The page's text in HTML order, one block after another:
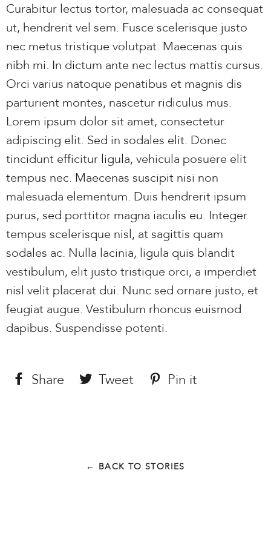
Curabitur lectus tortor, malesuada ac consequat
ut, hendrerit vel sem. Fusce scelerisque justo
nec metus tristique volutpat. Maecenas quis
nibh mi. In dictum ante nec lectus mattis cursus.
Orci varius natoque penatibus et magnis dis
parturient montes, nascetur ridiculus mus.
Lorem ipsum dolor sit amet, consectetur
adipiscing elit. Sed in sodales elit. Donec
tincidunt efficitur ligula, vehicula posuere elit
tempus nec. Maecenas suscipit nisi non
malesuada elementum. Duis hendrerit ipsum
purus, sed porttitor magna iaculis eu. Integer
tempus scelerisque nisl, at sagittis quam
sodales ac. Nulla lacinia, ligula quis blandit
vestibulum, elit justo tristique orci, a imperdiet
nisl velit placerat dui. Nunc sed ornare justo, et
feugiat augue. Vestibulum rhoncus euismod
dapibus. Suspendisse potenti.
Share
ShareTweet
TweetPin it
← BACK TO STORIES